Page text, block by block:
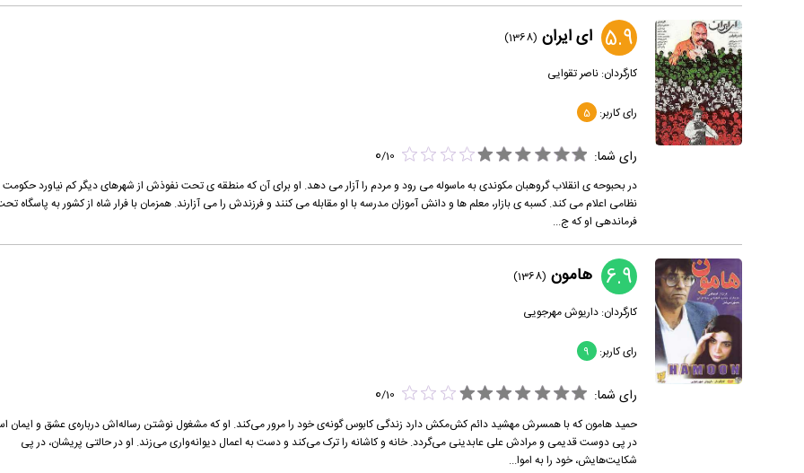
5.9 ای ایران (1368)
کارگردان:ناصر تقوایی
رای کاربر: 5
رای شما: 0/10
در بحبوحه ی انقلاب گروهبان مکوندی به ماسوله می رود و مردم را آزار می دهد. او برای آن که منطقه ی تحت نفوذش از شهرهای دیگر کم نیاورد حکومت
نظامی اعلام می کند. کسبه ی بازار، معلم ها و دانش آموزان مدرسه با او مقابله می کنند و فرزندش را می آزارند. همزمان با فرار شاه از کشور به پاسگاه
فرماندهی او که ج...
6.9 هامون (1368)
کارگردان:داریوش مهرجویی
رای کاربر: 9
رای شما: 0/10
حمید هامون که با همسرش مهشید دائم کش‌مکش دارد زندگی کابوس گونه‌ی‌ خود را مرور می‌کند. او که مشغول نوشتن رساله‌اش درباره‌ی‌ عشق و ایمان
در پی دوست قدیمی و مرادش علی عابدینی می‌گردد. خانه و کاشانه را ترک می‌کند و دست به اعمال دیوانه‌واری می‌زند. او در حالتی پریشان، در پی
شکایت‌هایش، خود را به اموا...